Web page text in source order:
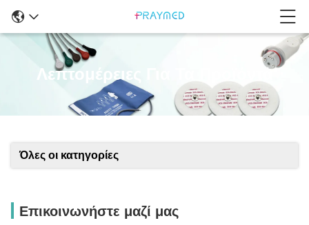
Λεπτομέρειες Για Τα Προϊόντα
Όλες οι κατηγορίες
Επικοινωνήστε μαζί μας